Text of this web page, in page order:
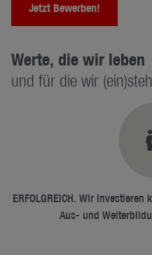
Jetzt Bewerben!
Werte, die wir leben
und für die wir
ERFOLGREICH. Wir
Aus- und